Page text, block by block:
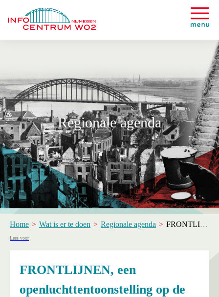
Regionale agenda
Home Wat is er te doen Regionale agenda FRONTLIJNEN, een openluchttentoonstelling op de Waalkade
Lees voor
FRONTLIJNEN, een
openluchttentoonstelling op de